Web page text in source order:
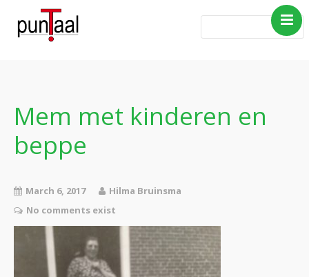
Boeken
Verhalen
Contact
Mem met kinderen en
beppe
March 6, 2017
Hilma Bruinsma
No comments exist